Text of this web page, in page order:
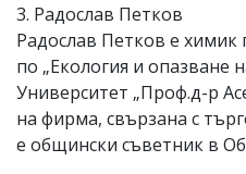
3. Радослав Петков
Радослав Петков е химик
по „Екология и опазване
Университет „Проф.д-р
на фирма, свързана с
е общински съветник в